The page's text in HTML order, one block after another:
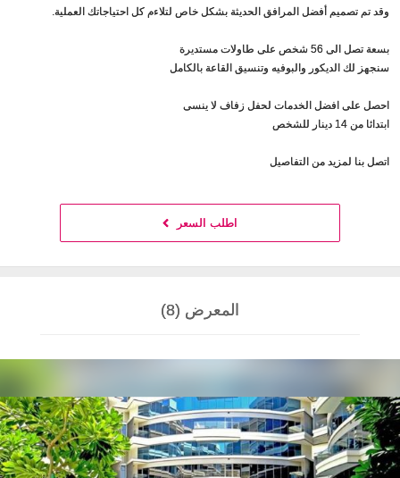
وقد تم تصميم أفضل المرافق الحديثة بشكل خاص لتلاءم كل احتياجاتك العملية.
بسعة تصل الى 56 شخص على طاولات مستديرة
سنجهز لك الديكور والبوفيه وتنسيق القاعة بالكامل
احصل على افضل الخدمات لحفل زفاف لا ينسى
ابتدائا من 14 دينار للشخص
اتصل بنا لمزيد من التفاصيل
اطلب السعر
المعرض (8)